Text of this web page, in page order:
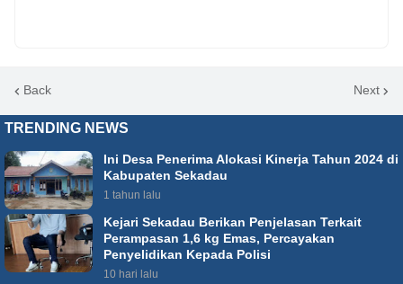
Back Next
TRENDING NEWS
Ini Desa Penerima Alokasi Kinerja Tahun 2024 di
Kabupaten Sekadau
1 tahun lalu
Kejari Sekadau Berikan Penjelasan Terkait
Perampasan 1,6 kg Emas, Percayakan
Penyelidikan Kepada Polisi
10 hari lalu